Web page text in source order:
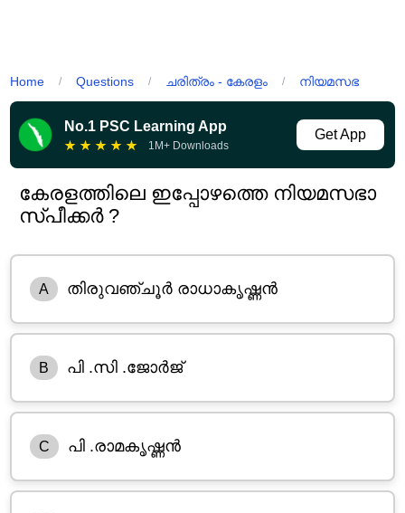
Home / Questions / ചരിത്രം - കേരളം / നിയമസഭ
No.1 PSC Learning App
★ ★ ★ ★ ★ 1M+ Downloads
Get App
കേരളത്തിലെ ഇപ്പോഴത്തെ നിയമസഭാ
സ്പീക്കർ ?
A തിരുവഞ്ചൂർ രാധാകൃഷ്ണൻ
B പി .സി .ജോർജ്
C പി .രാമകൃഷ്ണൻ